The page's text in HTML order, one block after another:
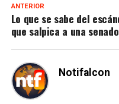
ANTERIOR
Lo que se sabe del
que salpica a una
Notifalcon